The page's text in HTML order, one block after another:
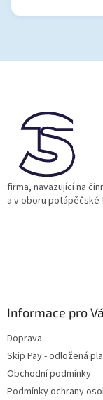
firma, navazující na
a v oboru
Informace pro
Doprava
Skip Pay - odložená
Obchodní podmínky
Podmínky ochrany